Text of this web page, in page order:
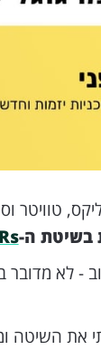
טוויטר
בשיטת ה-
- לא מדובר
את השיטה